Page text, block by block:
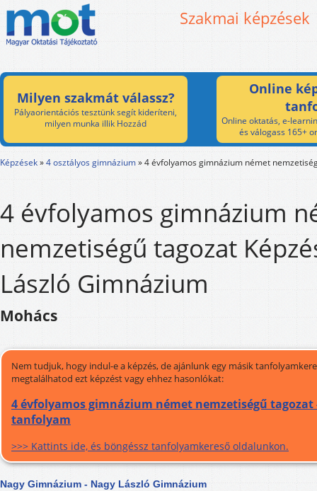
Szakmai képzések
Milyen szakmát válassz?
Pályaorientációs tesztünk segít kideríteni,
milyen munka illik Hozzád
Online
Online oktatás, e-
és válogass 165+
Képzések»4 osztályos gimnázium»4 évfolyamos gimnázium német
4 évfolyamos gimnázium
nemzetiségű tagozat
László Gimnázium
Mohács
Nem tudjuk, hogy indul-e a képzés, de ajánlunk egy másik
megtalálhatod ezt képzést vagy ehhez hasonlókat:
4 évfolyamos gimnázium német nemzetiségű tagozat
tanfolyam
>>> Kattints ide, és böngéssz tanfolyamkereső oldalunkon.
Nagy Gimnázium - Nagy László Gimnázium